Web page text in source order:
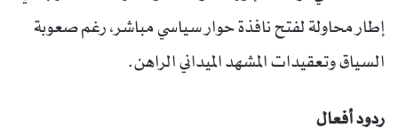
إطار محاولة لفتح نافذة حوار سياسي مباشر، رغم صعوبة
السياق وتعقيدات المشهد الميداني الراهن.
ردود أفعال